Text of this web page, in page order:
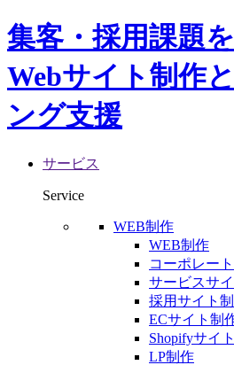
集客・採用課題
Webサイト制作
ング支援
サービス
Service
WEB制作
WEB制作
コーポレー
サービスサ
採用サイト
ECサイト制
Shopifyサイ
LP制作